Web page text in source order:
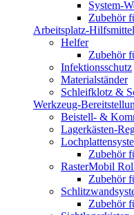
System-
Zubehör
Arbeitsplatz-Hilfsmittel
Helfer
Zubehör
Infektionsschutz
Materialständer
Schleifklotz &
Werkzeug-
Beistell- &
Lagerkästen-
Zubehör
RasterMobil
Zubehör
Zubehör